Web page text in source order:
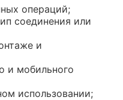
операций;
соединения или
и
и мобильного
использовании;